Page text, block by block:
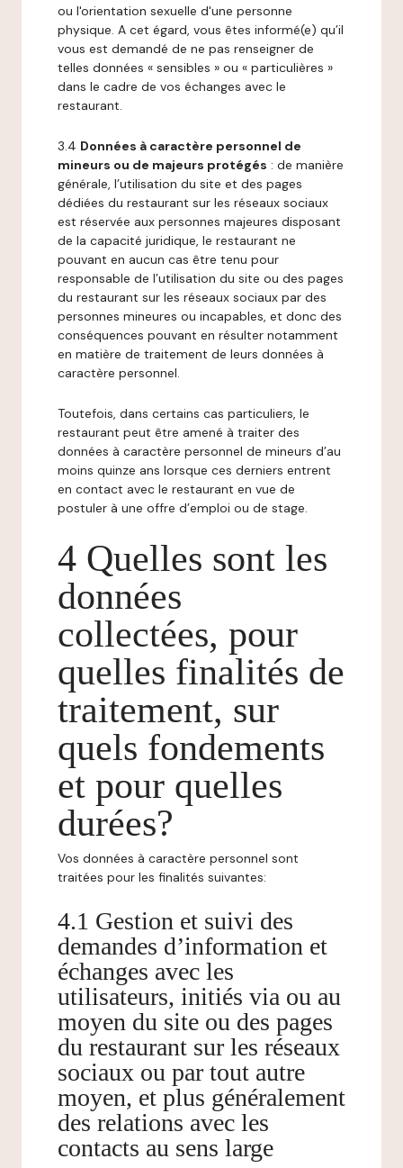
ou l'orientation sexuelle d'une personne
physique. A cet égard, vous êtes informé(e) qu’il
vous est demandé de ne pas renseigner de
telles données « sensibles » ou « particulières »
dans le cadre de vos échanges avec le
restaurant.
3.4 Données à caractère personnel de
mineurs ou de majeurs protégés : de manière
générale, l’utilisation du site et des pages
dédiées du restaurant sur les réseaux sociaux
est réservée aux personnes majeures disposant
de la capacité juridique, le restaurant ne
pouvant en aucun cas être tenu pour
responsable de l’utilisation du site ou des pages
du restaurant sur les réseaux sociaux par des
personnes mineures ou incapables, et donc des
conséquences pouvant en résulter notamment
en matière de traitement de leurs données à
caractère personnel.
Toutefois, dans certains cas particuliers, le
restaurant peut être amené à traiter des
données à caractère personnel de mineurs d’au
moins quinze ans lorsque ces derniers entrent
en contact avec le restaurant en vue de
postuler à une offre d’emploi ou de stage.
4 Quelles sont les
données
collectées, pour
quelles finalités de
traitement, sur
quels fondements
et pour quelles
durées?
Vos données à caractère personnel sont
traitées pour les finalités suivantes:
4.1 Gestion et suivi des
demandes d’information et
échanges avec les
utilisateurs, initiés via ou au
moyen du site ou des pages
du restaurant sur les réseaux
sociaux ou par tout autre
moyen, et plus généralement
des relations avec les
contacts au sens large